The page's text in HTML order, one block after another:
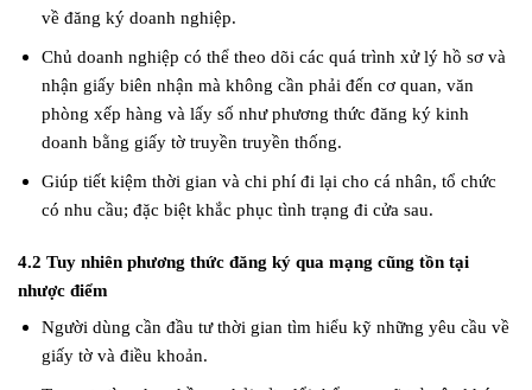
về đăng ký doanh nghiệp.
Chủ doanh nghiệp có thể theo dõi các quá trình xử lý hồ sơ và
nhận giấy biên nhận mà không cần phải đến cơ quan, văn
phòng xếp hàng và lấy số như phương thức đăng ký kinh
doanh bằng giấy tờ truyền truyền thống.
Giúp tiết kiệm thời gian và chi phí đi lại cho cá nhân, tổ chức
có nhu cầu; đặc biệt khắc phục tình trạng đi cửa sau.
4.2 Tuy nhiên phương thức đăng ký qua mạng cũng tồn tại
nhược điểm
Người dùng cần đầu tư thời gian tìm hiểu kỹ những yêu cầu về
giấy tờ và điều khoản.